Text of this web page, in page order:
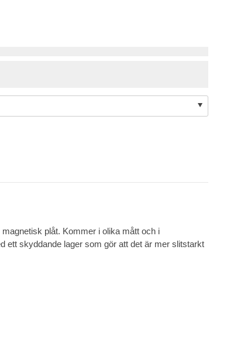
plåt. Kommer i olika mått och i
ett skyddande lager som gör att det är mer slitstarkt